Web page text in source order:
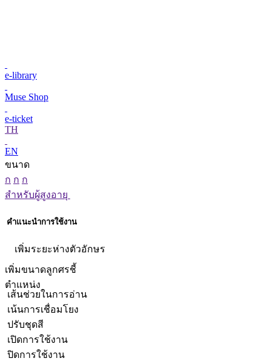
e-library
Muse Shop
e-ticket
TH
EN
ขนาด
ก ก ก
สำหรับผู้สูงอายุ
คำแนะนำการใช้งาน
เพิ่มระยะห่างตัวอักษร
เพิ่มขนาดลูกศรชี้
ตำแหน่ง
เส้นช่วยในการอ่าน
เน้นการเชื่อมโยง
ปรับชุดสี
เปิดการใช้งาน
ปิดการใช้งาน